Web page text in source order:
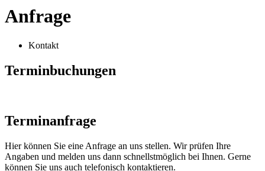
Anfrage
Kontakt
Terminbuchungen
Terminanfrage
Hier können Sie eine Anfrage an uns stellen. Wir prüfen Ihre
Angaben und melden uns dann schnellstmöglich bei Ihnen. Gerne
können Sie uns auch telefonisch kontaktieren.